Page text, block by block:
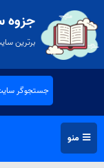
جزوه
برترین
منو